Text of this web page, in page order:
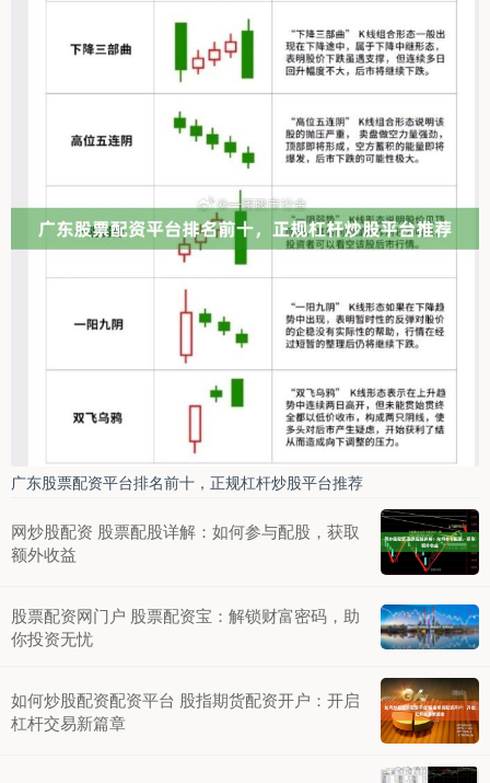
广东股票配资平台排名前十，正规杠杆炒股平台推荐
网炒股配资 股票配股详解：如何参与配股，获取
额外收益
股票配资网门户 股票配资宝：解锁财富密码，助
你投资无忧
如何炒股配资配资平台 股指期货配资开户：开启
杠杆交易新篇章